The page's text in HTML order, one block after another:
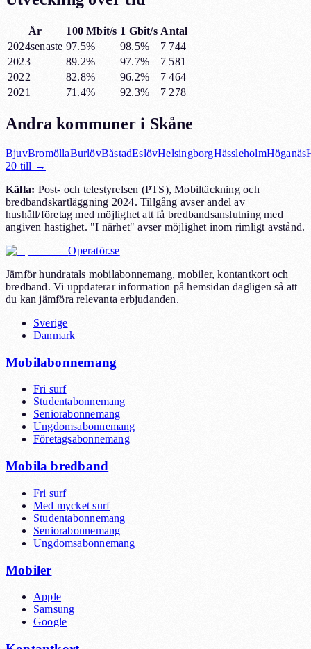
År 100 Mbit/s 1 Gbit/s Antal
2024senaste 97.5% 98.5%
7 744
2023
89.2% 97.7%
7 581
2022
82.8% 96.2%
7 464
2021
71.4% 92.3% 7 278
Andra kommuner i Skåne
BjuvBromöllaBurlövBåstadEslövHelsingborgHässleholmHöganäs
20 till →
Källa: Post- och telestyrelsen (PTS), Mobiltäckning och
bredbandskartläggning 2024. Tillgång avser andel av
hushåll/företag med möjlighet att få bredbandsanslutning med
angiven hastighet. "I närhet" avser möjlighet inom rimligt avstånd.
Operatör.se
Jämför hundratals mobilabonnemang, mobiler, kontantkort och
bredband. Vi uppdaterar information på hemsidan dagligen så att
du kan jämföra relevanta erbjudanden.
Sverige
Danmark
Mobilabonnemang
Fri surf
Studentabonnemang
Seniorabonnemang
Ungdomsabonnemang
Företagsabonnemang
Mobila bredband
Fri surf
Med mycket surf
Studentabonnemang
Seniorabonnemang
Ungdomsabonnemang
Mobiler
Apple
Samsung
Google